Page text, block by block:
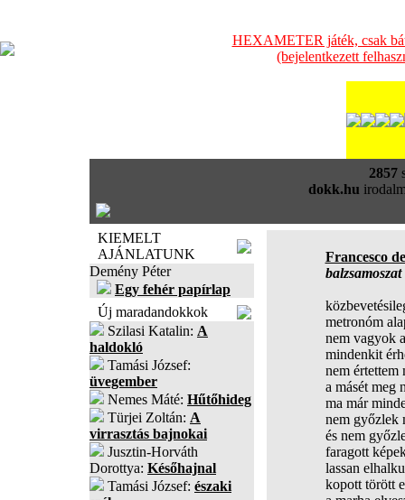
HEXAMETER játék, csak
(bejelentkezett
2857
dokk.hu
KIEMELT
AJÁNLATUNK
Demény Péter
Egy fehér papírlap
Új maradandokkok
Szilasi Katalin: A
haldokló
Tamási József:
üvegember
Nemes Máté: Hűtőhideg
Türjei Zoltán: A
virrasztás bajnokai
Jusztin-Horváth
Dorottya: Későhajnal
Tamási József: északi
Francesco
balzsamoszat
metronóm
nem vagyok
mindenkit
nem értettem
a másét meg
ma már
nem győzlek
és nem
faragott
lassan
kopott törött